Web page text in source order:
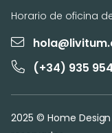
Horario de oficina
(+34) 935
2025 © Home